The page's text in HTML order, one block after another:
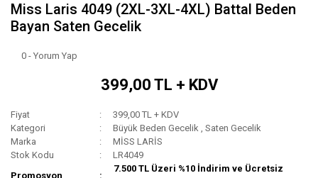
Miss Laris 4049 (2XL-3XL-4XL) Battal Beden
Bayan Saten Gecelik
0 - Yorum Yap
399,00 TL + KDV
Fiyat
399,00 TL + KDV
Kategori
Büyük Beden Gecelik ,Saten Gecelik
Marka
MİSS LARİS
Stok Kodu
LR4049
Promosyon
7.500 TL Üzeri %10 İndirim ve Ücretsiz